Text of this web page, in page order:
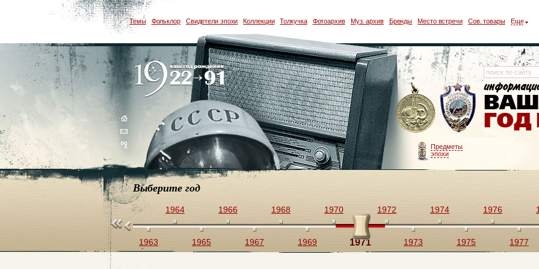
Темы Фольклор Свидетели эпохи Коллекции Толкучка Фотоархив Муз. архив Бренды Место встречи Сов. товары Еще
Предметы
эпохи
Выберите год
1962
1963
1964
1965
1966
1967
1968
1969
1970
1971
1972
1973
1974
1975
1976
1977